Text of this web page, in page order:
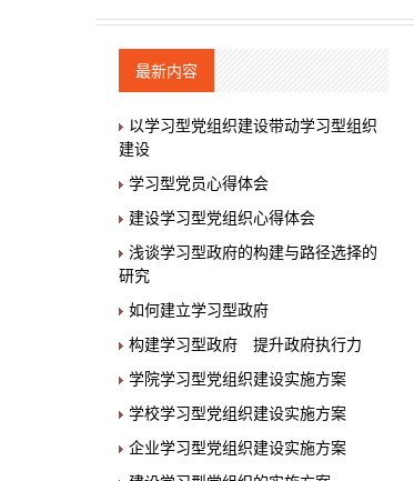
最新内容
以学习型党组织建设带动学习型组织
建设
学习型党员心得体会
建设学习型党组织心得体会
浅谈学习型政府的构建与路径选择的
研究
如何建立学习型政府
构建学习型政府 提升政府执行力
学院学习型党组织建设实施方案
学校学习型党组织建设实施方案
企业学习型党组织建设实施方案